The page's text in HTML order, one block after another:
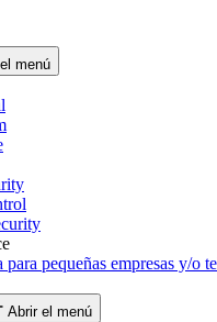
menú
pequeñas empresas y/o
Abrir el menú